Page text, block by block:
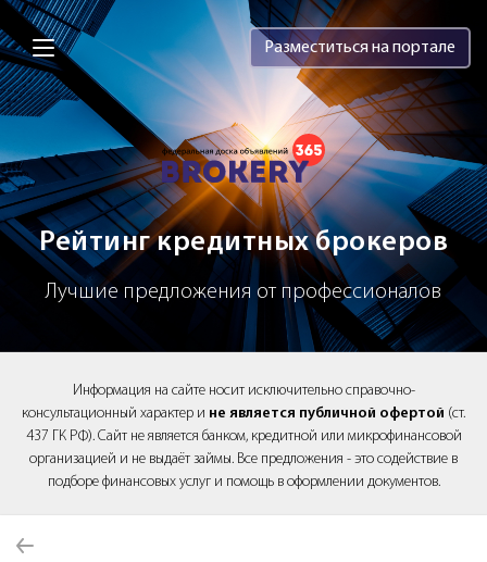
Brokery365 - Рейтинг кредитных
Разместиться на портале
Рейтинг кредитных брокеров
Лучшие предложения от профессионалов
Информация на сайте носит исключительно справочно-
консультационный характер и не является публичной офертой (ст.
437 ГК РФ). Сайт не является банком, кредитной или микрофинансовой
организацией и не выдаёт займы. Все предложения - это содействие в
подборе финансовых услуг и помощь в оформлении документов.